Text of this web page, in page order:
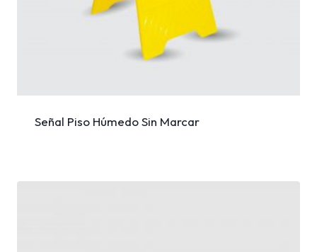
Señal Piso Húmedo Sin Marcar